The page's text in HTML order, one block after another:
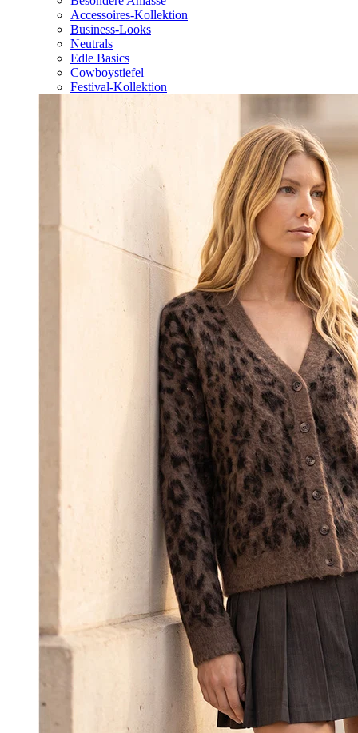
Accessoires-Kollektion
Business-Looks
Neutrals
Edle Basics
Cowboystiefel
Festival-Kollektion